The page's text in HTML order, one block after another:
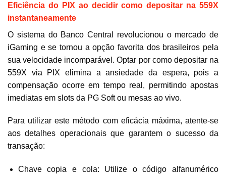
Eficiência do PIX ao decidir como depositar na 559X
instantaneamente
O sistema do Banco Central revolucionou o mercado de
iGaming e se tornou a opção favorita dos brasileiros pela
sua velocidade incomparável. Optar por como depositar na
559X via PIX elimina a ansiedade da espera, pois a
compensação ocorre em tempo real, permitindo apostas
imediatas em slots da PG Soft ou mesas ao vivo.
Para utilizar este método com eficácia máxima, atente-se
aos detalhes operacionais que garantem o sucesso da
transação:
Chave copia e cola: Utilize o código alfanumérico